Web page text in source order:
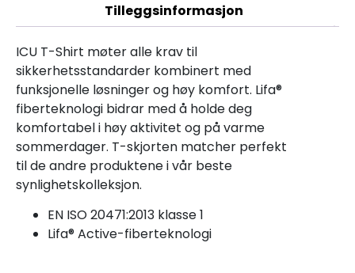
Tilleggsinformasjon
ICU T-Shirt møter alle krav til
sikkerhetsstandarder kombinert med
funksjonelle løsninger og høy komfort. Lifa®
fiberteknologi bidrar med å holde deg
komfortabel i høy aktivitet og på varme
sommerdager. T-skjorten matcher perfekt
til de andre produktene i vår beste
synlighetskolleksjon.
EN ISO 20471:2013 klasse 1
Lifa® Active-fiberteknologi